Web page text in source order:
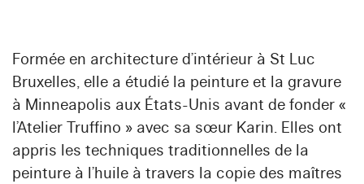
Formée en architecture d’intérieur à St Luc
Bruxelles, elle a étudié la peinture et la gravure
à Minneapolis aux États-Unis avant de fonder «
l’Atelier Truffino » avec sa sœur Karin. Elles ont
appris les techniques traditionnelles de la
peinture à l’huile à travers la copie des maîtres